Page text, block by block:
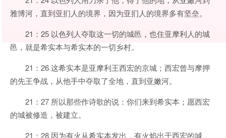
雅博河，直到亚扪人的境界，因为亚扪人的境界多有坚垒。
21：25 以色列人夺取这一切的城邑，也住亚摩利人的城
邑，就是希实本与希实本的一切乡村。
21：26 这希实本是亚摩利王西宏的京城；西宏曾与摩押
的先王争战，从他手中夺取了全地，直到亚嫩河。
21：27 所以那些作诗歌的说：你们来到希实本；愿西宏
的城被修造，被建立。
21：28 因为有火从希实本发出，有火焰出于西宏的城，